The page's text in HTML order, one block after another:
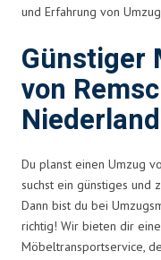
und Erfahrung von
Günstiger
von
Du planst einen Umzug
suchst ein günstiges und
Dann bist du bei
richtig! Wir bieten dir
Möbeltransportservice,